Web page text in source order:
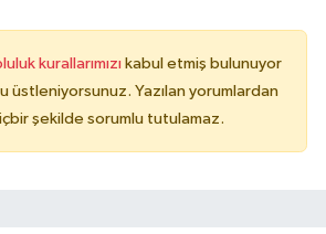
kurallarımızı kabul etmiş bulunuyor
üstleniyorsunuz. Yazılan yorumlardan
şekilde sorumlu tutulamaz.